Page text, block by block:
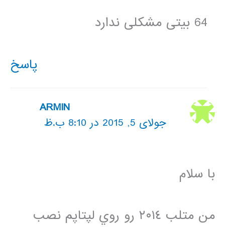
64 بیتی مشکلی ندارد
پاسخ
ARMIN
جولای 5, 2015 در 8:10 ب.ظ
با سلام
من متلب ٢٠١٤ رو روي لپتاپم نصب